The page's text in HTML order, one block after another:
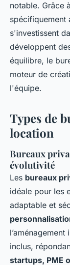
notable. Grâce
spécifiquement
s'investissent
développent
équilibre, le
moteur de
l'équipe.
Types de
location
Bureaux
évolutivité
Les bureaux
idéale pour les
adaptable et
inclus,
startups, PME